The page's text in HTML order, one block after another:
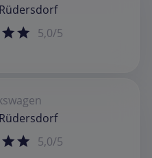
5,0/5
5,0/5